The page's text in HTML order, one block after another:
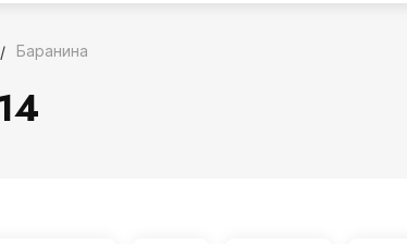
Баранина